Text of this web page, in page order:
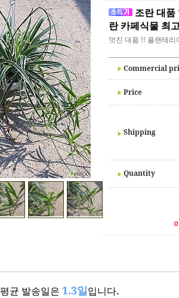
조란 대품
란 카페식물 최
멋진 대품 !! 플랜테
Commercial
Price
Shipping
Quantity
균 발송일은 1.3일입니다.